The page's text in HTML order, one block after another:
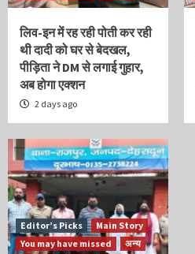
लिव-इन में रह रही पोती कर रही
थी दादी को घर से बेदखल,
पीड़िता ने DM से लगाई गुहार,
अब होगा एक्शन
2 days ago
Editor’s Picks
Main Story
You may have missed
अन्य